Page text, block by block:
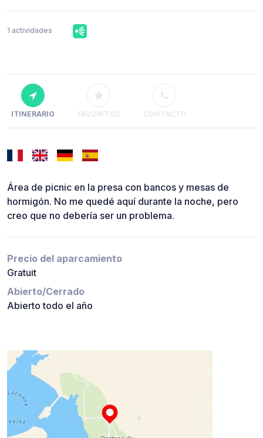
1 actividades
ITINERARIO FAVORITOS CONTACTO
Área de picnic en la presa con bancos y mesas de
hormigón. No me quedé aquí durante la noche, pero
creo que no debería ser un problema.
Precio del aparcamiento
Gratuit
Abierto/Cerrado
Abierto todo el año